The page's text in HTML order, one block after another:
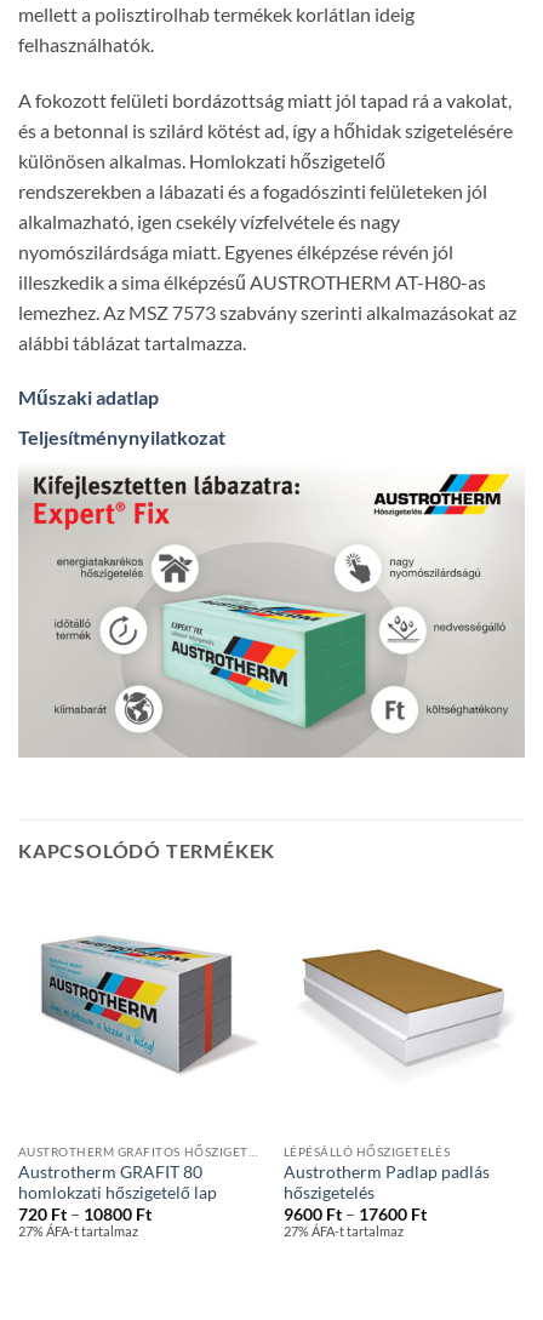
mellett a polisztirolhab termékek korlátlan ideig
felhasználhatók.
A fokozott felületi bordázottság miatt jól tapad rá a vakolat,
és a betonnal is szilárd kötést ad, így a hőhidak szigetelésére
különösen alkalmas. Homlokzati hőszigetelő
rendszerekben a lábazati és a fogadószinti felületeken jól
alkalmazható, igen csekély vízfelvétele és nagy
nyomószilárdsága miatt. Egyenes élképzése révén jól
illeszkedik a sima élképzésű AUSTROTHERM AT-H80-as
lemezhez. Az MSZ 7573 szabvány szerinti alkalmazásokat az
alábbi táblázat tartalmazza.
Műszaki adatlap
Teljesítménynyilatkozat
KAPCSOLÓDÓ TERMÉKEK
Austrotherm GRAFIT 80
homlokzati hőszigetelő lap
720 Ft – 10800 FtÁrtartomány:
27% ÁFA-t tartalmaz
LÉPÉSÁLLÓ HŐSZIGETELÉS
Austrotherm Padlap padlás
hőszigetelés
9600 Ft – 17600 FtÁrtartomány:
27% ÁFA-t tartalmaz